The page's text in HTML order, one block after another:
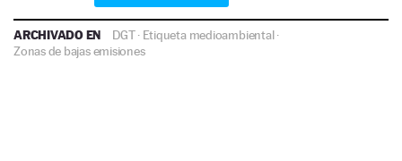
ARCHIVADO EN DGT· Etiqueta medioambiental·
Zonas de bajas emisiones